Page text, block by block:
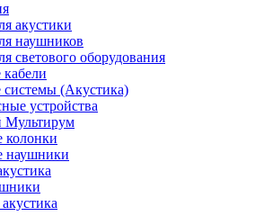
акустики
наушников
светового оборудования
кабели
системы (Акустика)
устройства
Мультирум
колонки
наушники